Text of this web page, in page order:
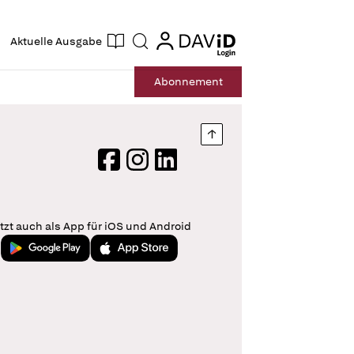
Aktuelle Ausgabe Suche login
login
Abonnement
Nach oben springen
FacebookInstagram
LinkedIn
auch als App für iOS und Android
Jetzt bei Google PlayLaden im App Store